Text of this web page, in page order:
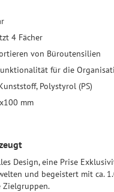
4 Fächer
von Büroutensilien
für die
Polystyrol (PS)
mm
Design, eine Prise
und begeistert mit ca.